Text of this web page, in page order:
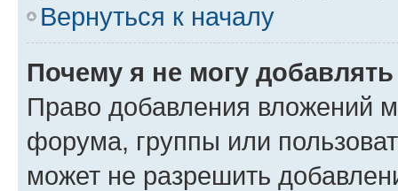
Вернуться к началу
Почему я не могу
Право добавления вложений
форума, группы или
может не разрешить